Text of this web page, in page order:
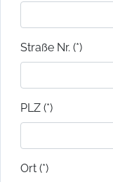
Straße Nr. (*)
PLZ (*)
Ort (*)